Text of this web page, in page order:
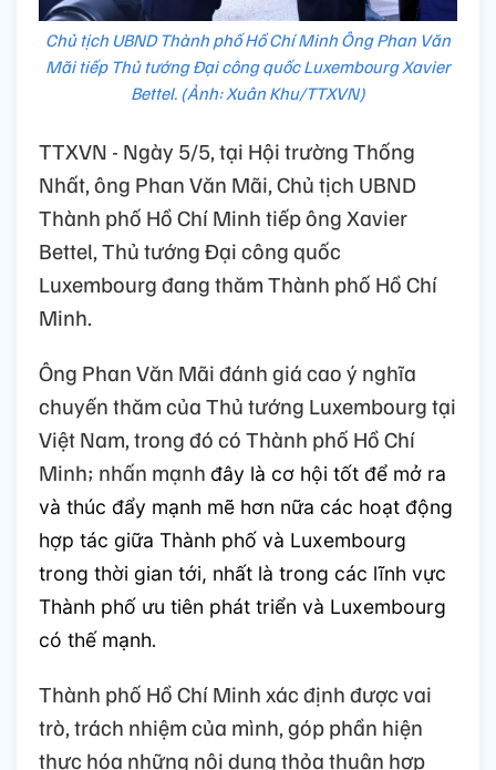
Chủ tịch UBND Thành phố Hồ Chí Minh Ông Phan Văn
Mãi tiếp Thủ tướng Đại công quốc Luxembourg Xavier
Bettel. (Ảnh: Xuân Khu/TTXVN)
TTXVN - Ngày 5/5, tại Hội trường Thống
Nhất, ông Phan Văn Mãi, Chủ tịch UBND
Thành phố Hồ Chí Minh tiếp ông Xavier
Bettel, Thủ tướng Đại công quốc
Luxembourg đang thăm Thành phố Hồ Chí
Minh.
Ông Phan Văn Mãi đánh giá cao ý nghĩa
chuyến thăm của Thủ tướng Luxembourg tại
Việt Nam, trong đó có Thành phố Hồ Chí
Minh; nhấn mạnh đây là cơ hội tốt để mở ra
và thúc đẩy mạnh mẽ hơn nữa các hoạt động
hợp tác giữa Thành phố và Luxembourg
trong thời gian tới, nhất là trong các lĩnh vực
Thành phố ưu tiên phát triển và Luxembourg
có thế mạnh.
Thành phố Hồ Chí Minh xác định được vai
trò, trách nhiệm của mình, góp phần hiện
thực hóa những nội dung thỏa thuận hợp